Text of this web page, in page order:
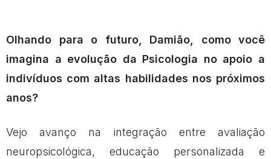
Olhando para o futuro, Damião, como você
imagina a evolução da Psicologia no apoio a
indivíduos com altas habilidades nos próximos
anos?
Vejo avanço na integração entre avaliação
neuropsicológica, educação personalizada e